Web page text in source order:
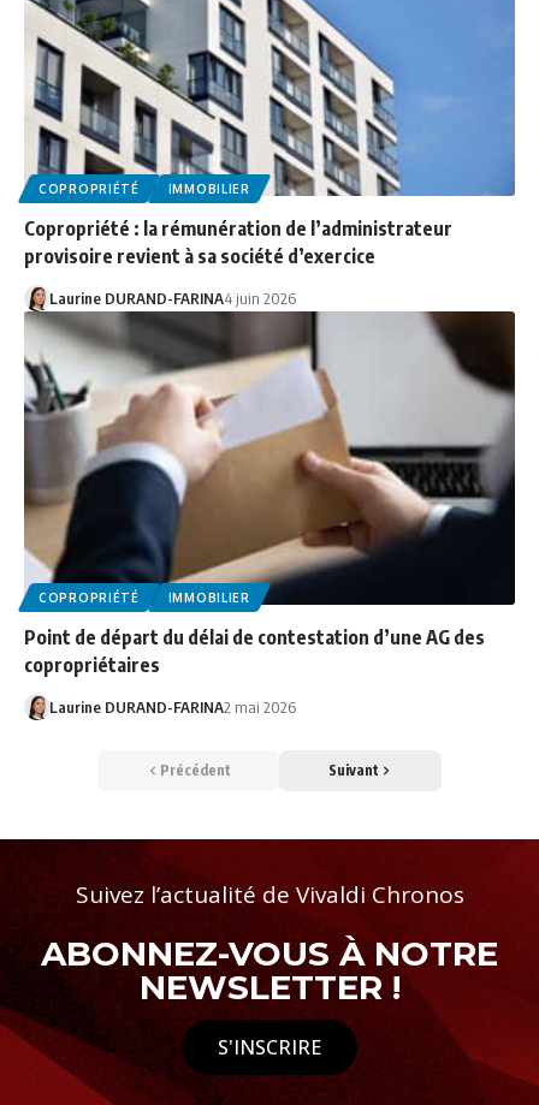
COPROPRIÉTÉ IMMOBILIER
Copropriété : la rémunération de l’administrateur
provisoire revient à sa société d’exercice
Laurine DURAND-FARINA4 juin 2026
COPROPRIÉTÉ IMMOBILIER
Point de départ du délai de contestation d’une AG des
copropriétaires
Laurine DURAND-FARINA2 mai 2026
Précédent Suivant
Suivez l’actualité de Vivaldi Chronos
ABONNEZ-VOUS À NOTRE
NEWSLETTER !
S'INSCRIRE